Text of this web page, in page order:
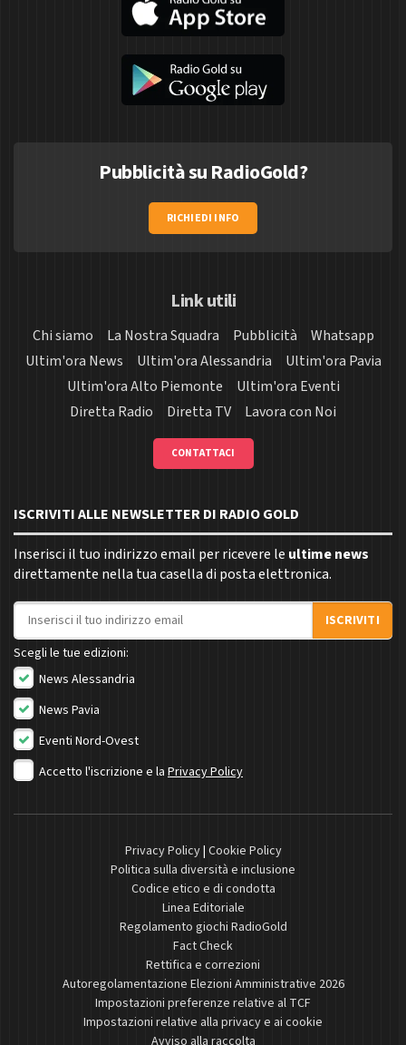
Pubblicità su RadioGold?
RICHIEDI INFO
Link utili
Chi siamo La Nostra Squadra Pubblicità
Whatsapp
Ultim'ora News
Ultim'ora Alessandria
Ultim'ora Pavia
Ultim'ora Alto Piemonte
Ultim'ora Eventi
Diretta Radio
Diretta TV Lavora con Noi
CONTATTACI
ISCRIVITI ALLE NEWSLETTER DI RADIO GOLD
Inserisci il tuo indirizzo email per ricevere le ultime news
direttamente nella tua casella di posta elettronica.
Indirizzo email
ISCRIVITI
Scegli le tue edizioni:
News Alessandria
News Pavia
Eventi Nord-Ovest
Accetto l'iscrizione e la Privacy Policy
Privacy Policy| Cookie Policy
Politica sulla diversità e inclusione
Codice etico e di condotta
Linea Editoriale
Regolamento giochi RadioGold
Fact Check
Rettifica e correzioni
Autoregolamentazione Elezioni Amministrative 2026
Impostazioni preferenze relative al TCF
Impostazioni relative alla privacy e ai cookie
Avviso alla raccolta